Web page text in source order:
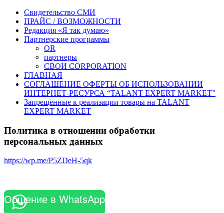
Свидетельство СМИ
ПРАЙС / ВОЗМОЖНОСТИ
Редакция «Я так думаю»
Партнерские программы
OR
партнеры
СВОИ CORPORATION
ГЛАВНАЯ
СОГЛАШЕНИЕ ОФЕРТЫ ОБ ИСПОЛЬЗОВАНИИ
ИНТЕРНЕТ-РЕСУРСА “TALANT EXPERT MARKET”
Запрещённые к реализации товары на TALANT
EXPERT MARKET
Политика в отношении обработки
персональных данных
https://wp.me/P5ZDeH-5qk
Общение в WhatsApp